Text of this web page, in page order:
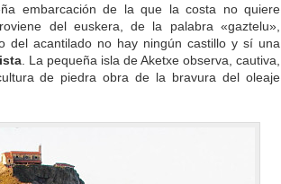
embarcación de la que la costa no quiere
del euskera, de la palabra «gaztelu»,
del acantilado no hay ningún castillo y sí una
. La pequeña isla de Aketxe observa, cautiva,
de piedra obra de la bravura del oleaje